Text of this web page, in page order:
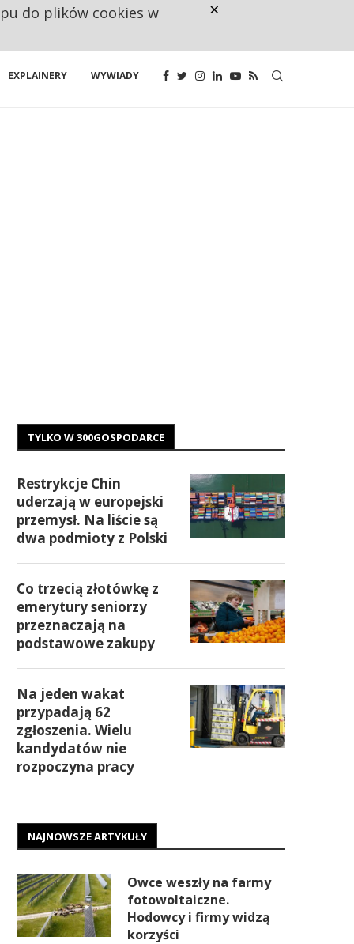
EXPLAINERY WYWIADY
TYLKO W 300GOSPODARCE
Restrykcje Chin
uderzają w europejski
przemysł. Na liście są
dwa podmioty z Polski
Co trzecią złotówkę z
emerytury seniorzy
przeznaczają na
podstawowe zakupy
Na jeden wakat
przypadają 62
zgłoszenia. Wielu
kandydatów nie
rozpoczyna pracy
NAJNOWSZE ARTYKUŁY
Owce weszły na farmy
fotowoltaiczne.
Hodowcy i firmy widzą
korzyści
do plików cookies w ×